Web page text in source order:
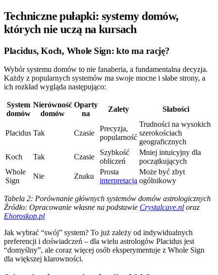
Techniczne pułapki: systemy domów,
których nie uczą na kursach
Placidus, Koch, Whole Sign: kto ma rację?
Wybór systemu domów to nie fanaberia, a fundamentalna decyzja.
Każdy z popularnych systemów ma swoje mocne i słabe strony, a
ich rozkład wygląda następująco:
System
domów
Nierówność
domów
Oparty
na
Zalety Słabości
Placidus Tak Czasie
Precyzja,
popularność
Trudności na wysokich
szerokościach
geograficznych
Koch
Tak Czasie
Szybkość
obliczeń
Mniej intuicyjny dla
początkujących
Whole
Sign
Nie Znaku
Prosta
interpretacja
Może być zbyt
ogólnikowy
Tabela 2: Porównanie głównych systemów domów astrologicznych
Źródło: Opracowanie własne na podstawie Crystalcave.nl oraz
Ehoroskop.pl
Jak wybrać “swój” system? To już zależy od indywidualnych
preferencji i doświadczeń – dla wielu astrologów Placidus jest
“domyślny”, ale coraz więcej osób eksperymentuje z Whole Sign
dla większej klarowności.